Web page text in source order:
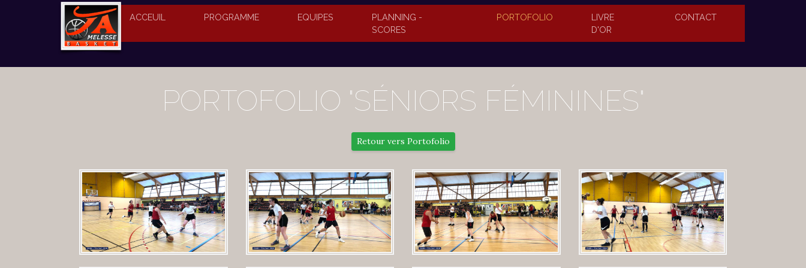
ACCEUIL PROGRAMME EQUIPES
PLANNING -
SCORES
PORTOFOLIO (PAGE EN COURS)
LIVRE
D'OR
CONTACT
PORTOFOLIO "SÉNIORS FÉMININES"
Retour vers Portofolio